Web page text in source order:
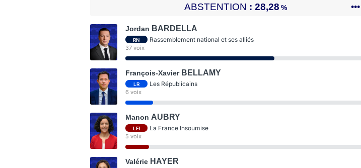
ABSTENTION 28,28 % •••
Jordan BARDELLA
RN Rassemblement national et ses alliés
37 voix
François-Xavier BELLAMY
LR Les Républicains
6 voix
Manon AUBRY
LFI La France Insoumise
5 voix
Valérie HAYER